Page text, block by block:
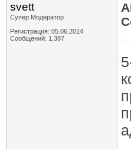
svett
Супер Модератор
Регистрация: 05.06.2014
Сообщений: 1,387